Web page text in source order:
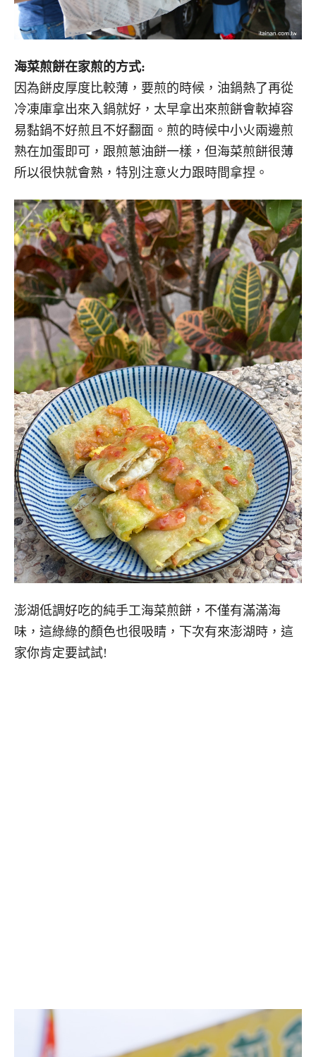
海菜煎餅在家煎的方式:
因為餅皮厚度比較薄，要煎的時候，油鍋熱了再從
冷凍庫拿出來入鍋就好，太早拿出來煎餅會軟掉容
易黏鍋不好煎且不好翻面。煎的時候中小火兩邊煎
熟在加蛋即可，跟煎蔥油餅一樣，但海菜煎餅很薄
所以很快就會熟，特別注意火力跟時間拿捏。
澎湖低調好吃的純手工海菜煎餅，不僅有滿滿海
味，這綠綠的顏色也很吸睛，下次有來澎湖時，這
家你肯定要試試!